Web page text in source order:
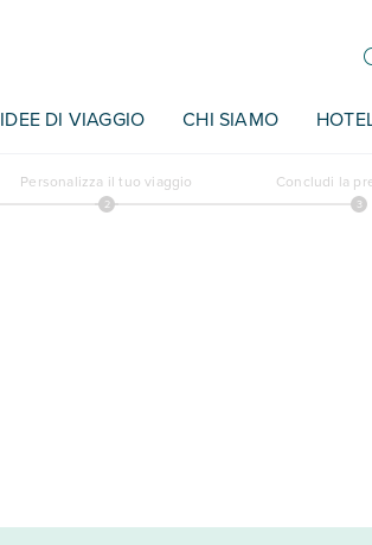
IDEE DI VIAGGIO CHI SIAMO
Personalizza il tuo viaggio Concludi la